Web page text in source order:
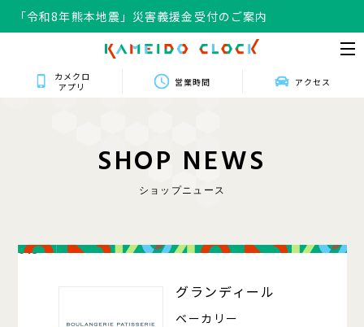
「令和8年熊本地震」災害義援金受付のご案内
カメクロ
アプリ
営業時間 アクセス
SHOP NEWS
ショップニュース
013
グランディール
ベーカリー